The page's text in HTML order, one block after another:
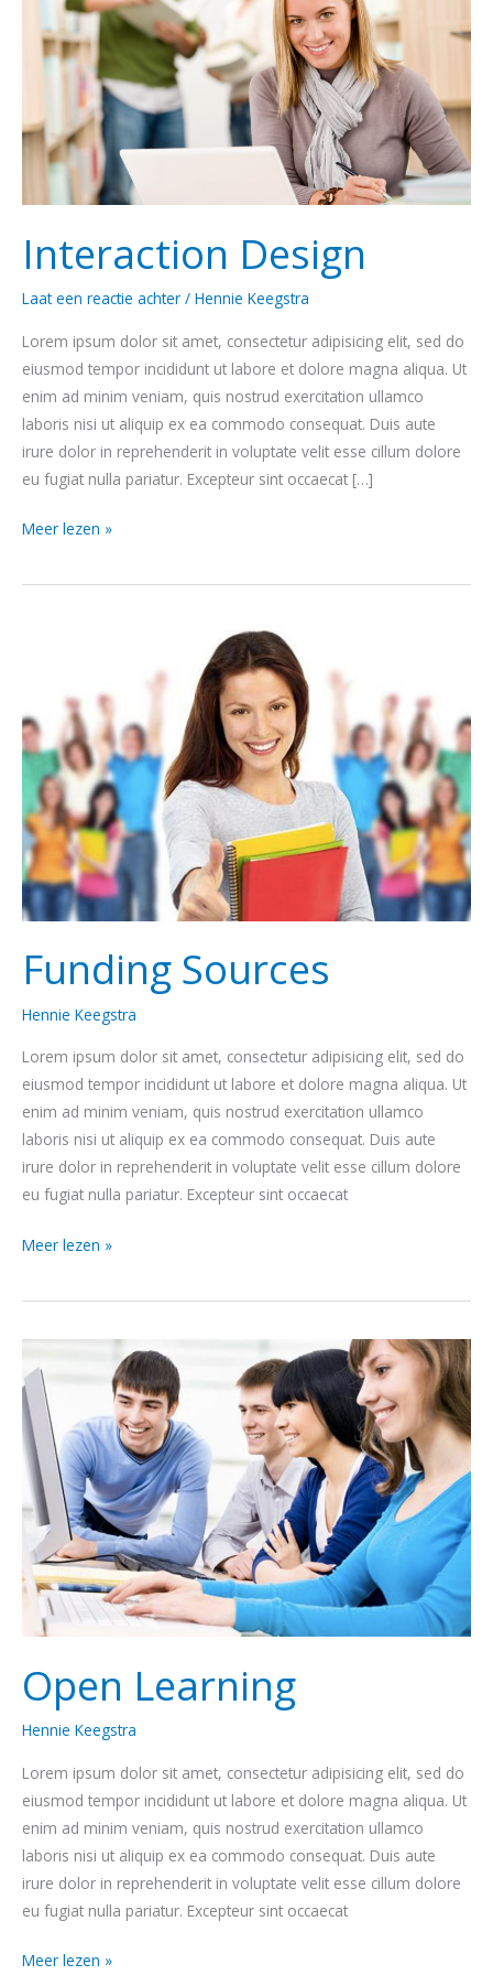
Interaction Design
Laat een reactie achter / Hennie Keegstra
Lorem ipsum dolor sit amet, consectetur adipisicing elit, sed do
eiusmod tempor incididunt ut labore et dolore magna aliqua. Ut
enim ad minim veniam, quis nostrud exercitation ullamco
laboris nisi ut aliquip ex ea commodo consequat. Duis aute
irure dolor in reprehenderit in voluptate velit esse cillum dolore
eu fugiat nulla pariatur. Excepteur sint occaecat […]
Meer lezen »
Funding Sources
Hennie Keegstra
Lorem ipsum dolor sit amet, consectetur adipisicing elit, sed do
eiusmod tempor incididunt ut labore et dolore magna aliqua. Ut
enim ad minim veniam, quis nostrud exercitation ullamco
laboris nisi ut aliquip ex ea commodo consequat. Duis aute
irure dolor in reprehenderit in voluptate velit esse cillum dolore
eu fugiat nulla pariatur. Excepteur sint occaecat
Meer lezen »
Open Learning
Hennie Keegstra
Lorem ipsum dolor sit amet, consectetur adipisicing elit, sed do
eiusmod tempor incididunt ut labore et dolore magna aliqua. Ut
enim ad minim veniam, quis nostrud exercitation ullamco
laboris nisi ut aliquip ex ea commodo consequat. Duis aute
irure dolor in reprehenderit in voluptate velit esse cillum dolore
eu fugiat nulla pariatur. Excepteur sint occaecat
Learning
Meer lezen »